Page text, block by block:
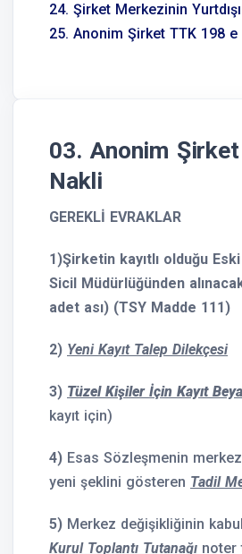
24. Şirket Merkezinin
25. Anonim Şirket TTK 198
03. Anonim
Nakli
GEREKLİ EVRAKLAR
1)Şirketin kayıtlı olduğu
Sicil Müdürlüğünden
adet ası) (TSY Madde 111)
2) Yeni Kayıt Talep Dilekçesi
3) Tüzel Kişiler İçin Kayıt
kayıt için)
4) Esas Sözleşmenin
yeni şeklini gösteren Tadil
5) Merkez değişikliğinin
Kurul Toplantı Tutanağı noter